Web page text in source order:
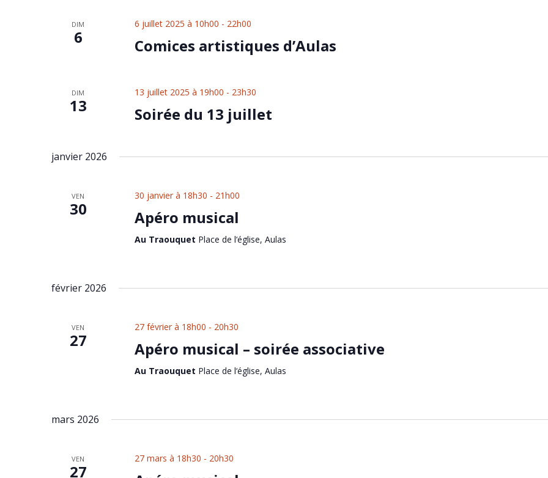
DIM
6
6 juillet 2025 à 10h00 - 22h00
Comices artistiques d’Aulas
DIM
13
13 juillet 2025 à 19h00 - 23h30
Soirée du 13 juillet
janvier 2026
VEN
30
30 janvier à 18h30 - 21h00
Apéro musical
Au Traouquet Place de l‘église, Aulas
février 2026
VEN
27
27 février à 18h00 - 20h30
Apéro musical – soirée associative
Au Traouquet Place de l‘église, Aulas
mars 2026
VEN
27
27 mars à 18h30 - 20h30